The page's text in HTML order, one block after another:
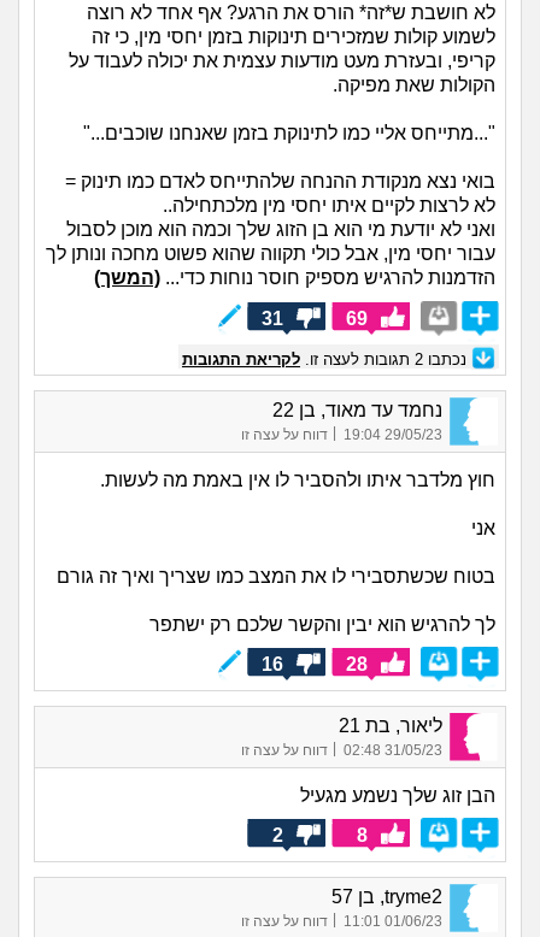
לא חושבת ש*זה* הורס את הרגע? אף אחד לא רוצה
לשמוע קולות שמזכירים תינוקות בזמן יחסי מין, כי זה
קריפי, ובעזרת מעט מודעות עצמית את יכולה לעבוד על
הקולות שאת מפיקה.
"...מתייחס אליי כמו לתינוקת בזמן שאנחנו שוכבים..."
בואי נצא מנקודת ההנחה שלהתייחס לאדם כמו תינוק =
לא לרצות לקיים איתו יחסי מין מלכתחילה..
ואני לא יודעת מי הוא בן הזוג שלך וכמה הוא מוכן לסבול
עבור יחסי מין, אבל כולי תקווה שהוא פשוט מחכה ונותן לך
הזדמנות להרגיש מספיק חוסר נוחות כדי... (המשך)
69
31
נכתבו 2 תגובות לעצה זו. לקריאת התגובות
נחמד עד מאוד, בן 22
29/05/23 19:04
| דווח על עצה זו
חוץ מלדבר איתו ולהסביר לו אין באמת מה לעשות.
אני
בטוח שכשתסבירי לו את המצב כמו שצריך ואיך זה גורם
לך להרגיש הוא יבין והקשר שלכם רק ישתפר
28
16
ליאור, בת 21
31/05/23 02:48
| דווח על עצה זו
הבן זוג שלך נשמע מגעיל
8
2
tryme2, בן 57
01/06/23 11:01 דווח על עצה זו